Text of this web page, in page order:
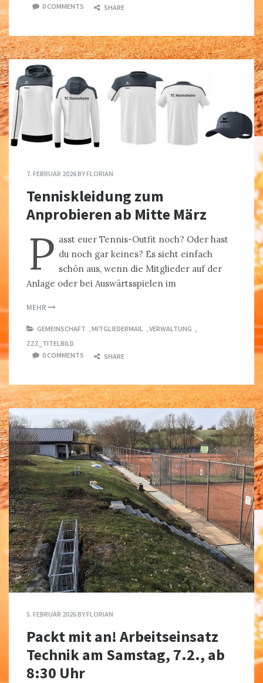
0 COMMENTS SHARE
7. FEBRUAR 2026BYFLORIAN
Tenniskleidung zum
Anprobieren ab Mitte März
P asst euer Tennis-Outfit noch? Oder hast
du noch gar keines? Es sieht einfach
schön aus, wenn die Mitglieder auf der
Anlage oder bei Auswärtsspielen im
MEHR
GEMEINSCHAFT ,MITGLIEDERMAIL ,VERWALTUNG ,
ZZZ_TITELBILD
0 COMMENTS
SHARE
5. FEBRUAR 2026BYFLORIAN
Packt mit an! Arbeitseinsatz
Technik am Samstag, 7.2., ab
8:30 Uhr